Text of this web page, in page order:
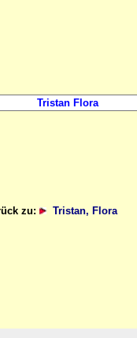
zu: Tristan, Flora